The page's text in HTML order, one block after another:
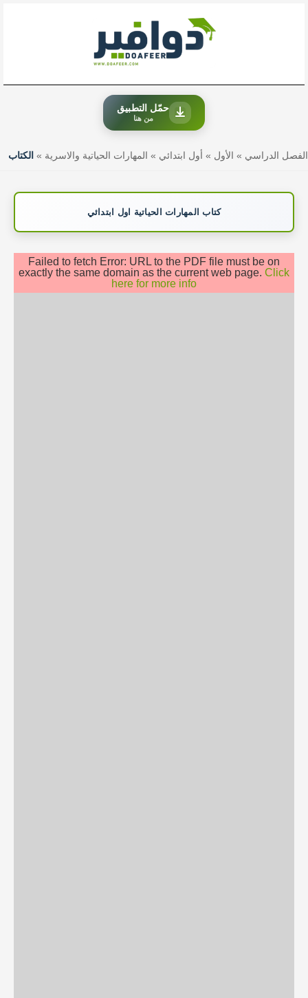
حمّل التطبيق
من هنا
الفصل الدراسي » الأول » أول ابتدائي » المهارات الحياتية والاسرية » الكتاب
كتاب المهارات الحياتية اول ابتدائي
Failed to fetch Error: URL to the PDF file must be on
exactly the same domain as the current web page. Click
here for more info